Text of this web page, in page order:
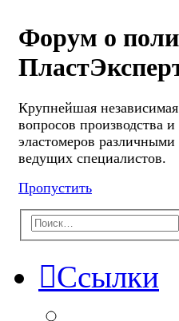
Форум о
Крупнейшая
вопросов производства
эластомеров
ведущих специалистов.
Пропустить
Ссылки